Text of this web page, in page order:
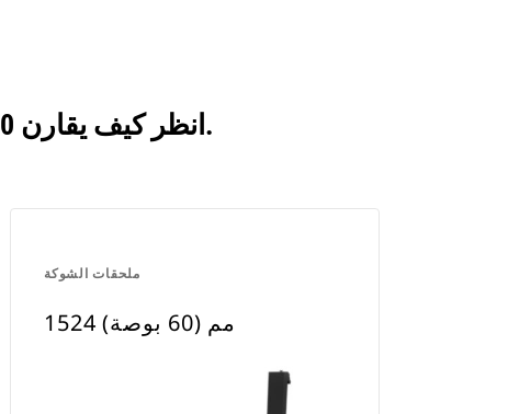
انظر كيف يقارن 1370 مم (54 بوصة) بالمنتجات التي تتم مقارنتها بشكل متكرر.
ملحقات الشوكة
1524 مم (60 بوصة)